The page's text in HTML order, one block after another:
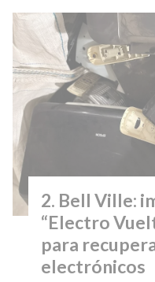
Bell Ville:
“Electro
para
electrónicos